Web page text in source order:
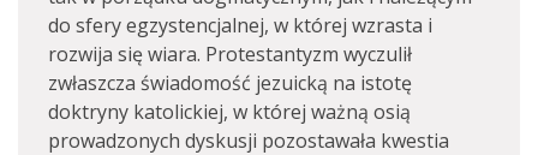
do sfery egzystencjalnej, w której wzrasta i
rozwija się wiara. Protestantyzm wyczulił
zwłaszcza świadomość jezuicką na istotę
doktryny katolickiej, w której ważną osią
prowadzonych dyskusji pozostawała kwestia